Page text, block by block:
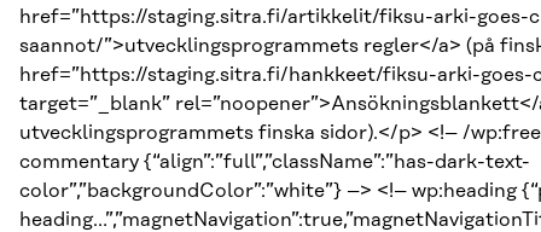
href=”https://staging.sitra.fi/artikkelit/fiksu-arki-goes-
saannot/”>utvecklingsprogrammets regler</a> (på
href=”https://staging.sitra.fi/hankkeet/fiksu-arki-goes-
target=”_blank” rel=”noopener”>Ansökningsblankett</
utvecklingsprogrammets finska sidor).</p> <!– /
commentary {“align”:”full”,”className”:”has-dark-text-
color”,”backgroundColor”:”white”} –> <!– wp:heading